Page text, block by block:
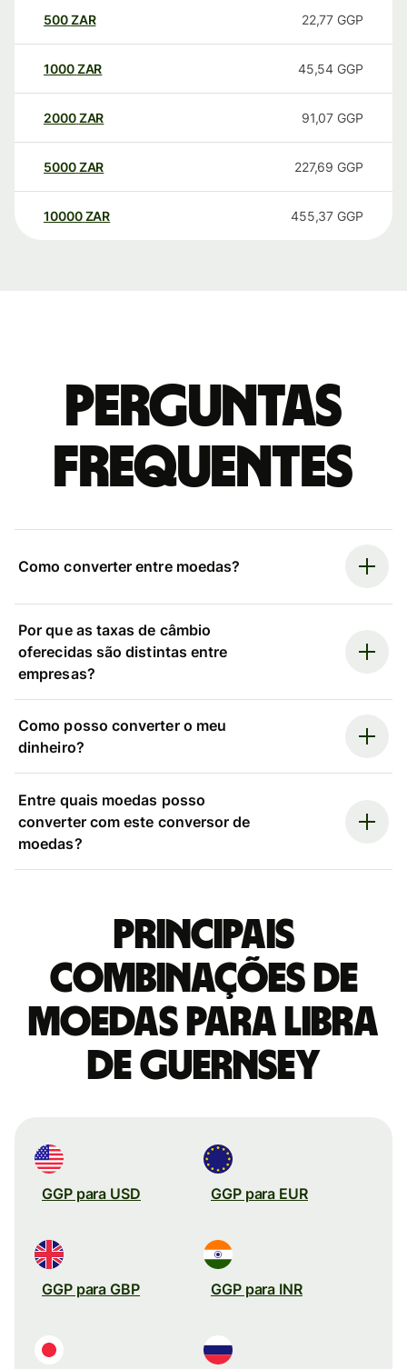
500ZAR 22,77 GGP
1000ZAR 45,54 GGP
2000ZAR 91,07 GGP
5000ZAR 227,69 GGP
10000 ZAR 455,37 GGP
Perguntas
frequentes
Como converter entre moedas?
Por que as taxas de câmbio
oferecidas são distintas entre
empresas?
Como posso converter o meu
dinheiro?
Entre quais moedas posso
converter com este conversor de
moedas?
Principais
combinações de
moedas para Libra
de Guernsey
GGP para USD GGP para EUR
GGP para GBP GGP para INR